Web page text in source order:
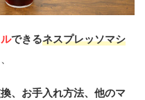
できるネスプレッソマシ
、お手入れ方法、他のマ